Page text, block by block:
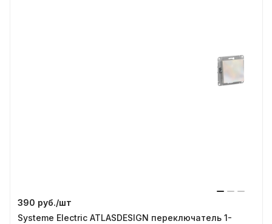
390 руб./шт
Systeme Electric ATLASDESIGN переключатель 1-